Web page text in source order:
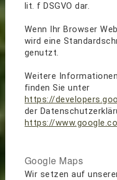
lit. f DSGVO dar.
Wenn Ihr Browser
wird eine
genutzt.
Weitere
finden Sie unter
https://
der
https://
Google Maps
Wir setzen auf